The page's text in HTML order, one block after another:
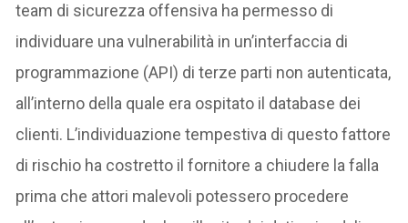
team di sicurezza offensiva ha permesso di
individuare una vulnerabilità in un’interfaccia di
programmazione (API) di terze parti non autenticata,
all’interno della quale era ospitato il database dei
clienti. L’individuazione tempestiva di questo fattore
di rischio ha costretto il fornitore a chiudere la falla
prima che attori malevoli potessero procedere